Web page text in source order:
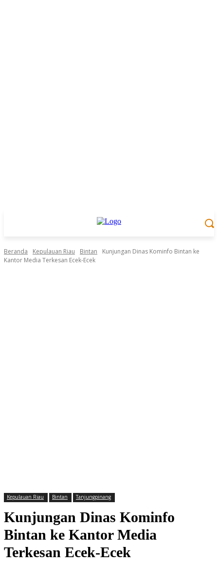
Beranda Kepulauan Riau Bintan
Kunjungan Dinas Kominfo Bintan ke
Kantor Media Terkesan Ecek-Ecek
Kepulauan Riau Bintan Tanjungpinang
Kunjungan Dinas Kominfo
Bintan ke Kantor Media
Terkesan Ecek-Ecek